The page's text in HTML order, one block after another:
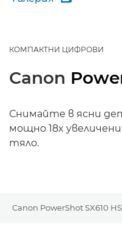
КОМПАКТНИ ЦИФРОВИ
Canon
Снимайте в ясни
мощно 18x
тяло.
Canon PowerShot SX610 HS